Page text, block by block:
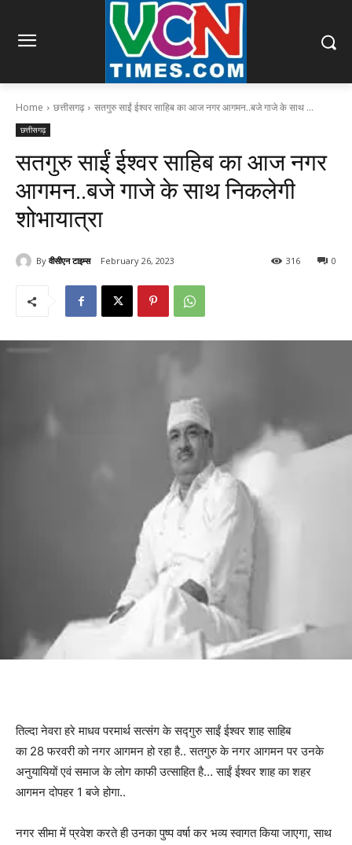
Home छत्तीसगढ़ सतगुरु साईं ईश्वर साहिब का आज नगर आगमन..बजे गाजे के साथ ...
छत्तीसगढ़
सतगुरु साईं ईश्वर साहिब का आज नगर
आगमन..बजे गाजे के साथ निकलेगी
शोभायात्रा
By वीसीएन टाइम्स February 26, 2023 0
316
तिल्दा नेवरा हरे माधव परमार्थ सत्संग के सद्गुरु साईं ईश्वर शाह साहिब
का 28 फरवरी को नगर आगमन हो रहा है.. सतगुरु के नगर आगमन पर उनके
अनुयायियों एवं समाज के लोग काफी उत्साहित है… साईं ईश्वर शाह का शहर
आगमन दोपहर 1 बजे होगा..
नगर सीमा में प्रवेश करते ही उनका पुष्प वर्षा कर भव्य स्वागत किया जाएगा, साथ